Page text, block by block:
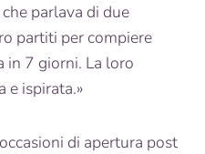
parlava di due
partiti per compiere
in 7 giorni. La loro
e ispirata.»
di apertura post